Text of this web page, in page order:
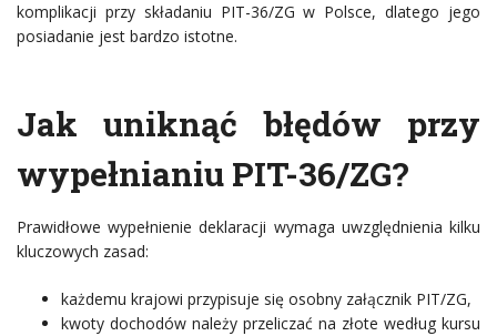
komplikacji przy składaniu PIT-36/ZG w Polsce, dlatego jego
posiadanie jest bardzo istotne.
Jak uniknąć błędów przy
wypełnianiu PIT-36/ZG?
Prawidłowe wypełnienie deklaracji wymaga uwzględnienia kilku
kluczowych zasad:
każdemu krajowi przypisuje się osobny załącznik PIT/ZG,
kwoty dochodów należy przeliczać na złote według kursu